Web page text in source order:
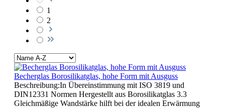
1
2
Becherglas Borosilikatglas, hohe Form mit Ausguss
Beschreibung:In Übereinstimmung mit ISO 3819 und
DIN12331 Normen Hergestellt aus Borosilikatglas 3.3
Gleichmäßige Wandstärke hilft bei der idealen Erwärmung